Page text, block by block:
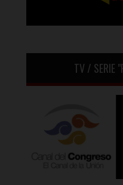
TV / SERIE